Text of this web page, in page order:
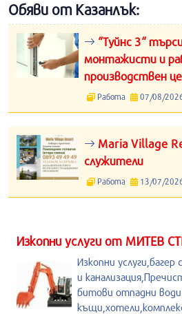
Обяви от Казанлък:
“Туйнс 3“
монтажисти и
производствен
Работа 07/08/
Maria Village
служители
Работа 13/07/
Изкопни услуги от МИТЕВ
Изкопни услуги,багер
и
битови отпадни